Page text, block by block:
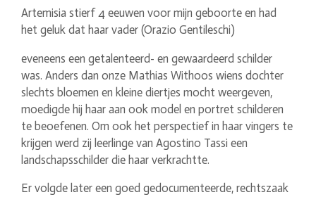
Artemisia stierf 4 eeuwen voor mijn geboorte en had
het geluk dat haar vader (Orazio Gentileschi)
eveneens een getalenteerd- en gewaardeerd schilder
was. Anders dan onze Mathias Withoos wiens dochter
slechts bloemen en kleine diertjes mocht weergeven,
moedigde hij haar aan ook model en portret schilderen
te beoefenen. Om ook het perspectief in haar vingers te
krijgen werd zij leerlinge van Agostino Tassi een
landschapsschilder die haar verkrachtte.
Er volgde later een goed gedocumenteerde, rechtszaak